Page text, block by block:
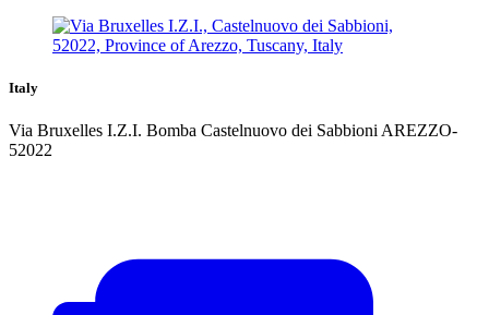
Italy
Via Bruxelles I.Z.I. Bomba Castelnuovo dei Sabbioni AREZZO-
52022